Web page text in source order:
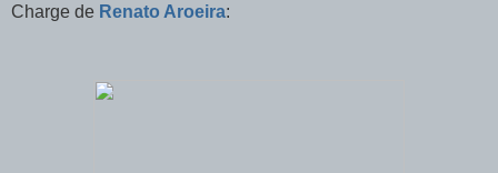
Charge de Renato Aroeira: